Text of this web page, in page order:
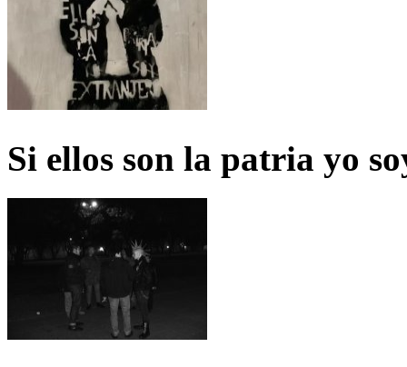
Si ellos son la patria yo